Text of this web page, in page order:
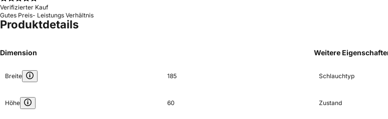
Verifizierter Kauf
Gutes Preis- Leistungs Verhältnis
Produktdetails
Dimension
Breite 185
Höhe 60
Weitere
Schlauchtyp
Zustand